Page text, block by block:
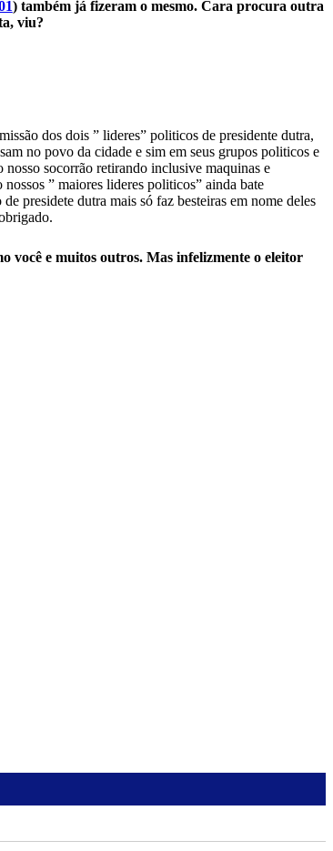
) também já fizeram o mesmo. Cara procura outra
viu?
dos dois ” lideres” politicos de presidente dutra,
no povo da cidade e sim em seus grupos politicos e
nosso socorrão retirando inclusive maquinas e
” maiores lideres politicos” ainda bate
presidete dutra mais só faz besteiras em nome deles
você e muitos outros. Mas infelizmente o eleitor